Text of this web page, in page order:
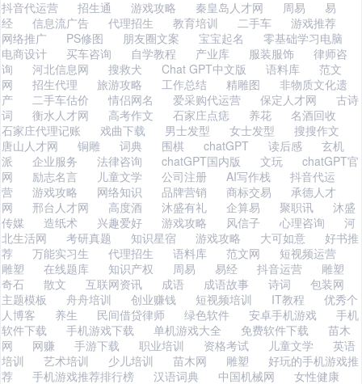
抖音代运营 招生通 游戏攻略 秦皇岛人才网 周易
易
经
信息流广告 代理招生 教育培训 二手车
游戏推荐
网络推广
PS修图 朋友圈文案 宝宝起名
零基础学习电脑
电商设计
买车咨询 自学教程 产业库 服装服饰
律师咨
询
河北信息网 搜救犬 Chat GPT中文版 语料库
范文
网
招生代理 旅游攻略 工作总结 精雕图
非物质文化遗
产
二手车估价 情侣网名 爱采购代运营 保定人才网
古诗
词
衡水人才网 高考作文 石家庄点痣 养花
名酒回收
石家庄代理记账
戏曲下载 男士发型 女士发型
搜搜作文
唐山人才网
铜雕 词典 围棋 chatGPT 读后感
玄机
派
企业服务 法律咨询 chatGPT国内版 文玩
chatGPT官
网
励志名言 儿童文学 公司注册 AI写作栈
抖音代运
营
游戏攻略 网络知识 品牌营销 商标交易
承德人才
网
邢台人才网 高度酒 沐盛有礼 企算易 聚职讯
沐盛
传媒
造纸术 兴趣爱好 游戏攻略 风信子 心理咨询
河
北生活网
考研真题 知识星宿 游戏攻略 大可如意
好书推
荐
万能实习生 代理招生 语料库 范文网
短视频运营
雕塑
在线题库 知识产权 周易 易经 抖音运营
雕塑
奇石
散文 互联网资讯 成语 成语故事 诗词
包装网
主题模板
舟舟培训 创业赚钱 短视频培训 IT教程
优秀个
人博客
养生 民间借贷律师 绿色软件 安卓手机游戏
手机
软件下载
手机游戏下载 单机游戏大全 免费软件下载
苗木
网
网赚 手游下载 职业培训 资格考试 儿童文学
英语
培训
艺术培训 少儿培训 苗木网 雕塑
好玩的手机游戏推
荐
手机游戏推荐排行榜 汉语词典 中国机械网
女性健康